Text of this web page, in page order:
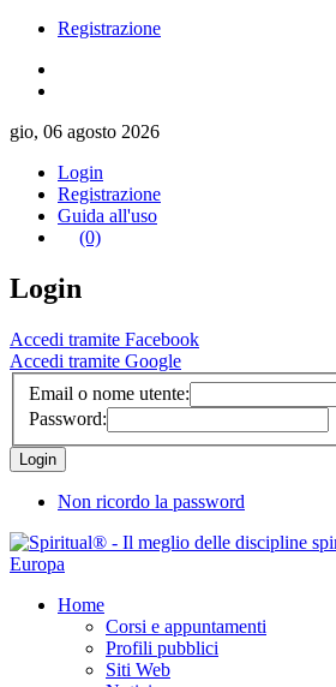
Registrazione
gio, 06 agosto 2026
Login
Registrazione
Guida all'uso
(0)
Login
Accedi tramite Facebook
Accedi tramite Google
Email o nome utente:
Password:
Non ricordo la password
Home
Corsi e appuntamenti
Profili pubblici
Siti Web